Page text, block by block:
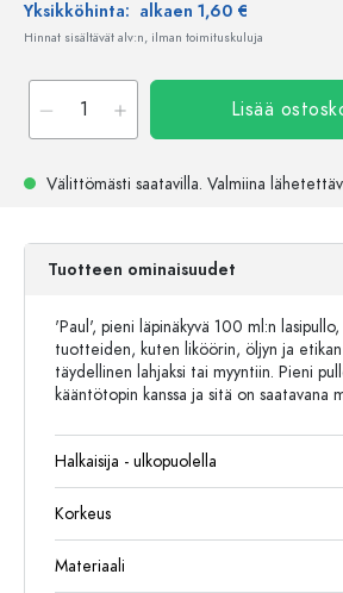
Yksikköhinta: alkaen 1,60 €
Hinnat sisältävät alv:n, ilman toimituskuluja
Lisää
Välittömästi saatavilla. Valmiina
Tuotteen ominaisuudet
'Paul', pieni läpinäkyvä 100 ml:n
tuotteiden, kuten liköörin, öljyn ja
täydellinen lahjaksi tai myyntiin. Pieni
kääntötopin kanssa ja sitä on saatavana
Halkaisija - ulkopuolella
Korkeus
Materiaali